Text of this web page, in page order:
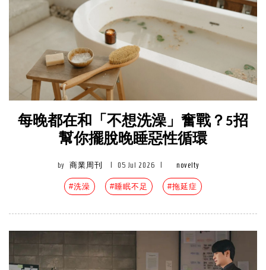
每晚都在和「不想洗澡」奮戰？5招
幫你擺脫晚睡惡性循環
by 商業周刊 05 Jul 2026 novelty
#洗澡 #睡眠不足 #拖延症